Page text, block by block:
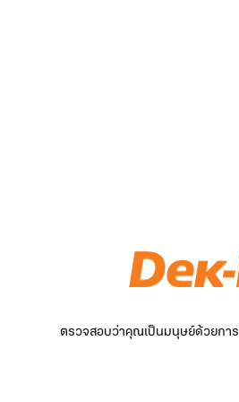
ตรวจสอบว่าคุณเป็นมนุษย์ด้วยการ